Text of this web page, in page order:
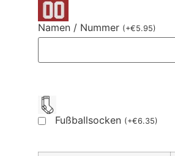
Namen / Nummer (+€5.95)
Fußballsocken (+€6.35)